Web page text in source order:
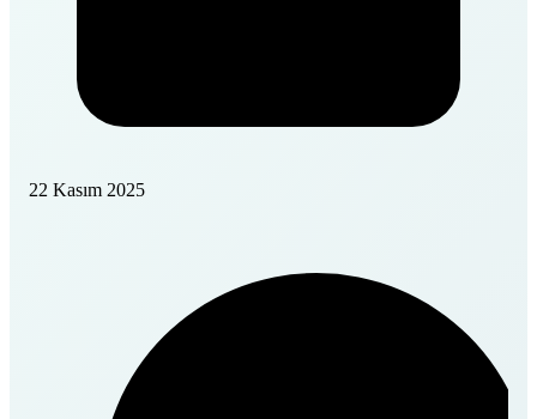
22 Kasım 2025